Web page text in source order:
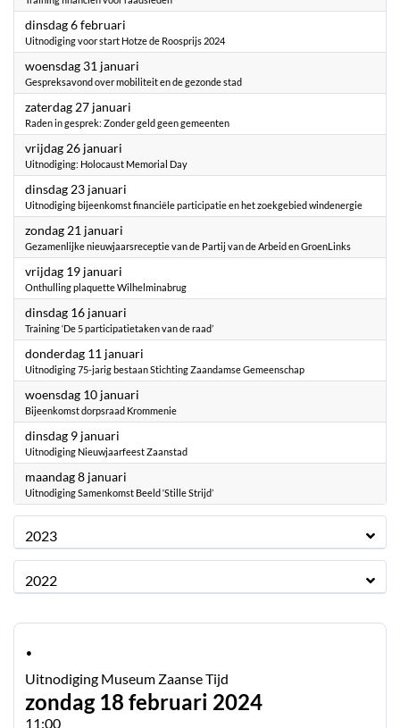
dinsdag 6 februari
Uitnodiging voor start Hotze de Roosprijs 2024
woensdag 31 januari
Gespreksavond over mobiliteit en de gezonde stad
zaterdag 27 januari
Raden in gesprek: Zonder geld geen gemeenten
vrijdag 26 januari
Uitnodiging: Holocaust Memorial Day
dinsdag 23 januari
Uitnodiging bijeenkomst financiële participatie en het zoekgebied windenergie
zondag 21 januari
Gezamenlijke nieuwjaarsreceptie van de Partij van de Arbeid en GroenLinks
vrijdag 19 januari
Onthulling plaquette Wilhelminabrug
dinsdag 16 januari
Training ‘De 5 participatietaken van de raad’
donderdag 11 januari
Uitnodiging 75-jarig bestaan Stichting Zaandamse Gemeenschap
woensdag 10 januari
Bijeenkomst dorpsraad Krommenie
dinsdag 9 januari
Uitnodiging Nieuwjaarfeest Zaanstad
maandag 8 januari
Uitnodiging Samenkomst Beeld ‘Stille Strijd’
2023
2022
·
Uitnodiging Museum Zaanse Tijd
zondag 18 februari 2024
11:00